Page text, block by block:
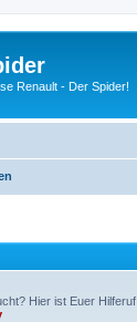
Renault - Der Spider!
Hier ist Euer